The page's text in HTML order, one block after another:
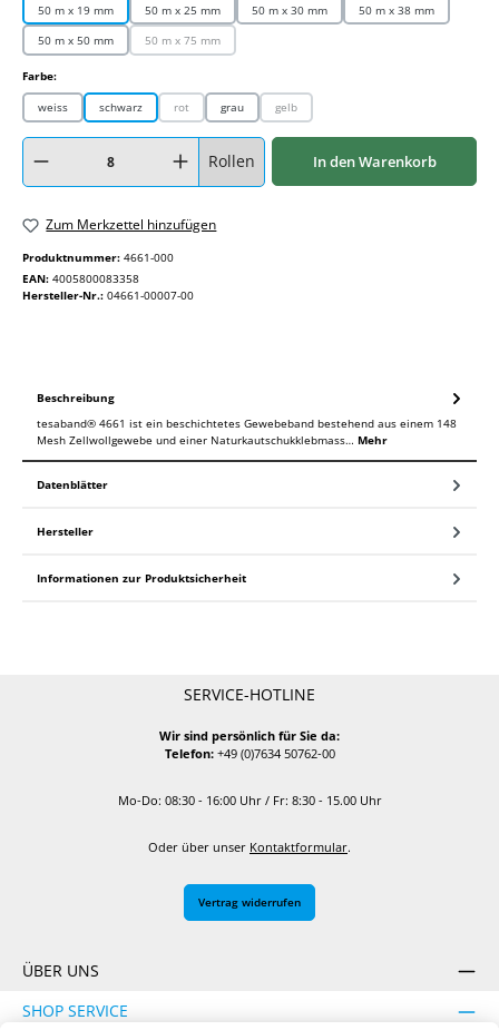
50 m x 19 mm 50 m x 25 mm 50 m x 30 mm
50 m x 38 mm
50 m x 50 mm
50 m x 75 mm
(Diese Option ist zurzeit nicht verfügbar.)
Farbe:auswählen
weiss schwarz rot
(Diese Option ist zurzeit nicht verfügbar.)
grau gelb
(Diese Option ist zurzeit nicht verfügbar.)
Produkt Anzahl: Gib den gewünschten Wert ein oder benutze die Schaltflächen
Rollen In den Warenkorb
Zum Merkzettel hinzufügen
Produktnummer: 4661-000
EAN: 4005800083358
Hersteller-Nr.: 04661-00007-00
Beschreibung
tesaband® 4661 ist ein beschichtetes Gewebeband bestehend aus einem 148
Mesh Zellwollgewebe und einer Naturkautschukklebmass… Mehr
Datenblätter
Hersteller
Informationen zur Produktsicherheit
SERVICE-HOTLINE
Wir sind persönlich für Sie da:
Telefon:+49 (0)7634 50762-00
Mo-Do: 08:30 - 16:00 Uhr / Fr: 8:30 - 15.00 Uhr
Oder über unser Kontaktformular.
Vertrag widerrufen
ÜBER UNS
SHOP SERVICE